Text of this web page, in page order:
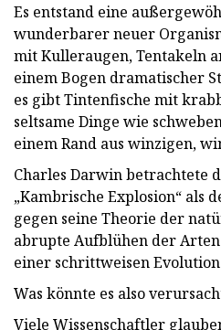
Es entstand eine
wunderbarer neuer
mit Kulleraugen, Tentakeln
einem Bogen dramatischer
es gibt Tintenfische mit
seltsame Dinge wie
einem Rand aus winzigen,
Charles Darwin betrachtete
„Kambrische Explosion“ als
gegen seine Theorie der
abrupte Aufblühen der
einer schrittweisen
Was könnte es also
Viele Wissenschaftler